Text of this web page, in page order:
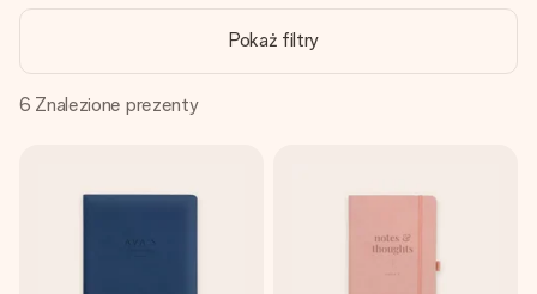
Stwórz coś wyjątkowego w zaledwie kilku krokach – z jej
imieniem, swoim zdjęciem lub wiadomością, która naprawdę
poruszy serce. Bez problemu, po prostu ogrom miłości na
tę chwilę.
Pokaż filtry
6 Znalezione prezenty